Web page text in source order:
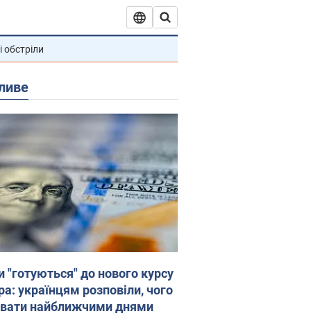
обстріли
"готуються" до нового курсу
українцям розповіли, чого
найближчими днями